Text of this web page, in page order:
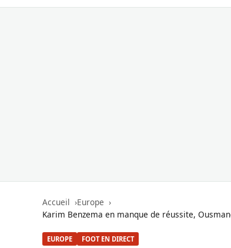
Accueil
Europe
Karim Benzema en manque de réussite,
EUROPE FOOT EN DIRECT